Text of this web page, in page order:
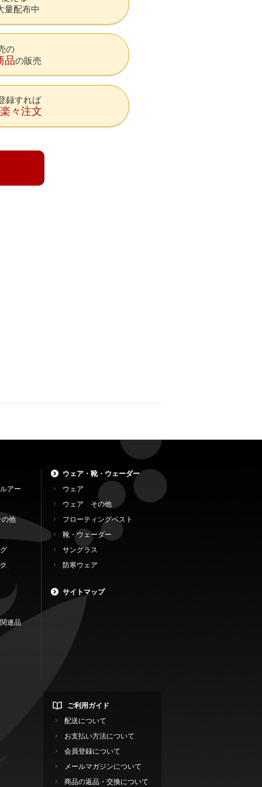
量配布中
の
品の販売
録すれば
々注文
アー
の他
連品
ウェア・靴・ウェーダー
ウェア
ウェア その他
フローティングベスト
靴・ウェーダー
サングラス
防寒ウェア
サイトマップ
ご利用ガイド
配送について
お支払い方法について
会員登録について
メールマガジンについて
商品の返品・交換について